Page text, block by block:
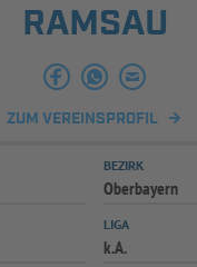
RAMSAU
ZUM VEREINSPROFIL
BEZIRK
Oberbayern
LIGA
k.A.